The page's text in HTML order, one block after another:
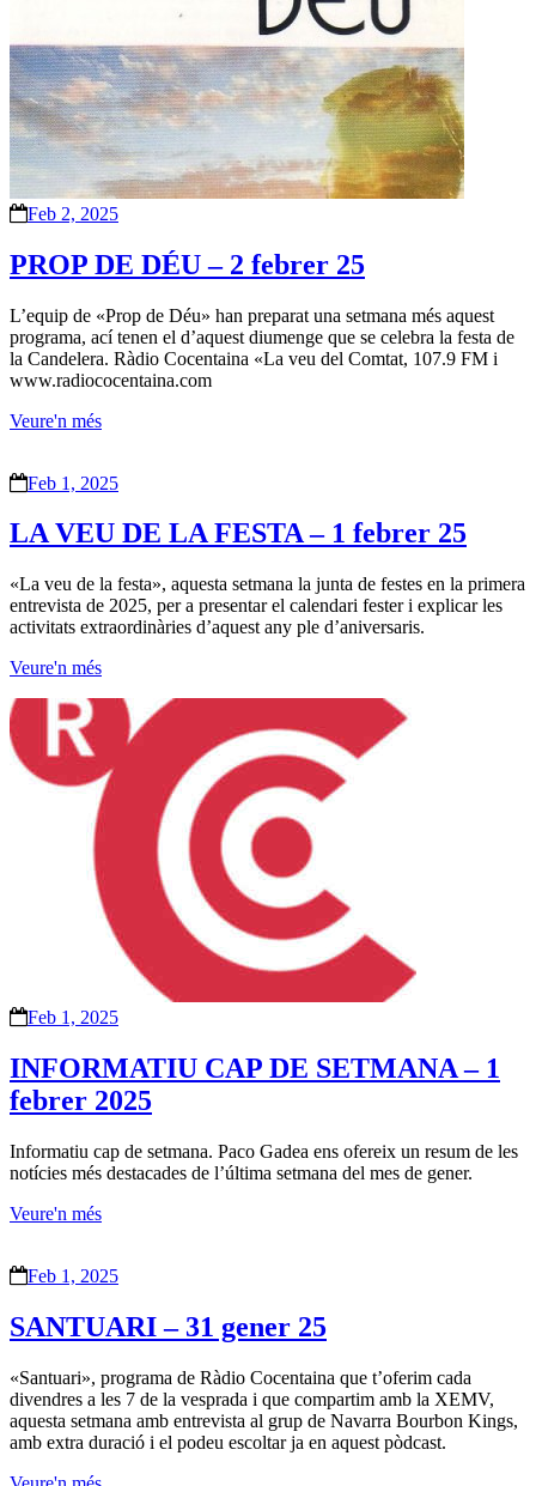
Feb 2, 2025
PROP DE DÉU – 2 febrer 25
L’equip de «Prop de Déu» han preparat una setmana més aquest
programa, ací tenen el d’aquest diumenge que se celebra la festa de
la Candelera. Ràdio Cocentaina «La veu del Comtat, 107.9 FM i
www.radiococentaina.com
Veure'n més
Feb 1, 2025
LA VEU DE LA FESTA – 1 febrer 25
«La veu de la festa», aquesta setmana la junta de festes en la primera
entrevista de 2025, per a presentar el calendari fester i explicar les
activitats extraordinàries d’aquest any ple d’aniversaris.
Veure'n més
Feb 1, 2025
INFORMATIU CAP DE SETMANA – 1
febrer 2025
Informatiu cap de setmana. Paco Gadea ens ofereix un resum de les
notícies més destacades de l’última setmana del mes de gener.
Veure'n més
Feb 1, 2025
SANTUARI – 31 gener 25
«Santuari», programa de Ràdio Cocentaina que t’oferim cada
divendres a les 7 de la vesprada i que compartim amb la XEMV,
aquesta setmana amb entrevista al grup de Navarra Bourbon Kings,
amb extra duració i el podeu escoltar ja en aquest pòdcast.